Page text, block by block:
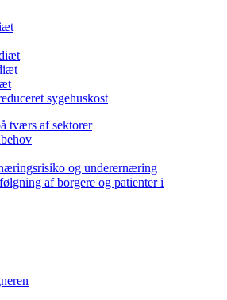
sygehuskost
tværs af sektorer
og underernæring
af borgere og patienter i